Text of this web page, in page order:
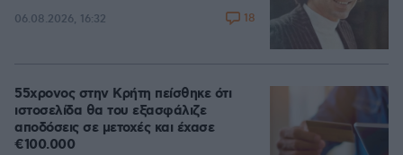
06.08.2026, 16:32 18
55χρονος στην Κρήτη πείσθηκε ότι
ιστοσελίδα θα του εξασφάλιζε
αποδόσεις σε μετοχές και έχασε
€100.000